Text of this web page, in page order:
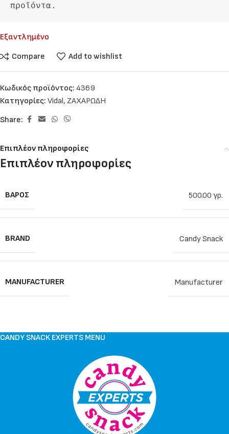
προϊόντα.
Εξαντλημένο
Compare
Add to wishlist
Κωδικός προϊόντος: 4369
Κατηγορίες: Vidal, ΖΑΧΑΡΩΔΗ
Share:
Επιπλέον πληροφορίες
Επιπλέον πληροφορίες
ΒΆΡΟΣ 500.00 γρ.
BRAND Candy Snack
MANUFACTURER Manufacturer
CANDY SNACK EXPERTS MENU